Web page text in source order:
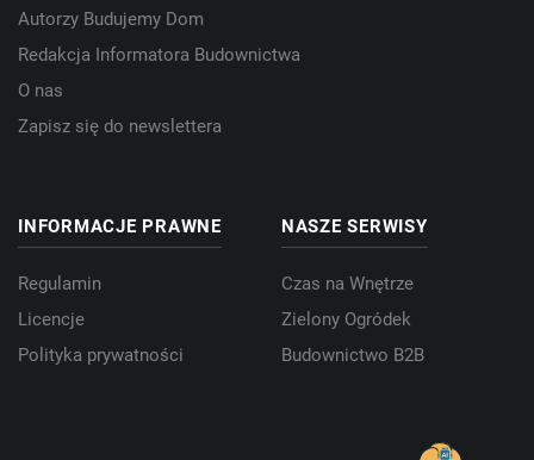
Autorzy Budujemy Dom
Redakcja Informatora Budownictwa
O nas
Zapisz się do newslettera
INFORMACJE PRAWNE
Regulamin
Licencje
Polityka prywatności
NASZE SERWISY
Czas na Wnętrze
Zielony Ogródek
Budownictwo B2B